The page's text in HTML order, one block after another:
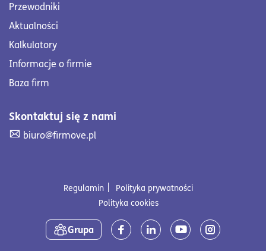
Przewodniki
Aktualności
Kalkulatory
Informacje o firmie
Baza firm
Skontaktuj się z nami
Skontaktuj się z nami. Wyślij mail na adres
biuro@firmove.pl
Regulamin
Polityka prywatności
Polityka cookies
Media społecznościowe
Grupa